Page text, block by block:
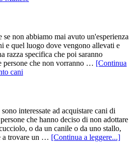
se non abbiamo mai avuto un'esperienza
e quel luogo dove vengono allevati e
razza specifica che poi saranno
persone che non vorranno … [Continua
cani
interessate ad acquistare cani di
che hanno deciso di non adottare
o da un canile o da uno stallo,
a trovare un … [Continua a leggere...]